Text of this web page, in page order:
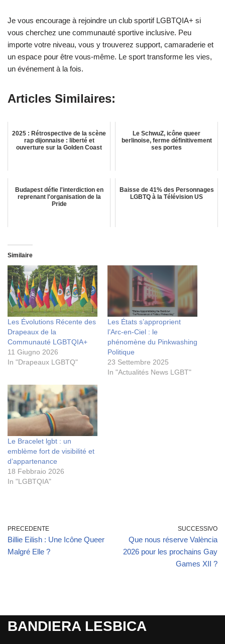
Je vous encourage à rejoindre un club sportif LGBTQIA+ si
vous cherchez une communauté sportive inclusive. Peu
importe votre niveau, vous y trouverez support, camaraderie et
un espace pour être vous-même. Le sport transforme les vies,
un événement à la fois.
Articles Similaires:
2025 : Rétrospective de la scène
rap dijonnaise : liberté et
ouverture sur la Golden Coast
Le SchwuZ, icône queer
berlinoise, ferme définitivement
ses portes
Budapest défie l'interdiction en
reprenant l'organisation de la
Pride
Baisse de 41% des Personnages
LGBTQ à la Télévision US
Similaire
Les Évolutions Récente des
Drapeaux de la
Communauté LGBTQIA+
11 Giugno 2026
In "Drapeaux LGBTQ"
Les États s’approprient
l’Arc-en-Ciel : le
phénomène du Pinkwashing
Politique
23 Settembre 2025
In "Actualités News LGBT"
Le Bracelet lgbt : un
emblème fort de visibilité et
d’appartenance
18 Febbraio 2026
In "LGBTQIA"
PRECEDENTE
Billie Eilish : Une Icône Queer
Malgré Elle ?
SUCCESSIVO
Que nous réserve València
2026 pour les prochains Gay
Games XII ?
BANDIERA LESBICA